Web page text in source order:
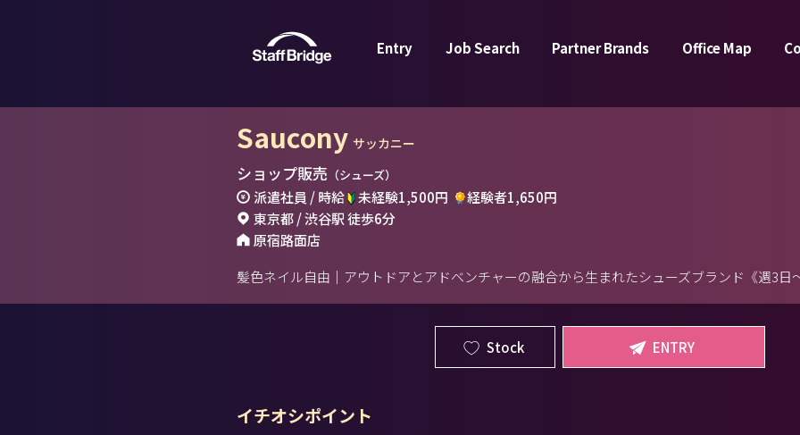
Entry Job Search Partner Brands Office Map
Saucony サッカニー
ショップ販売 （シューズ）
派遣社員 / 時給 未経験1,500円
経験者1,650円
東京都 / 渋谷駅 徒歩6分
原宿路面店
髪色ネイル自由｜アウトドアとアドベンチャーの融合から生まれたシューズブランド《週3日
Stock ENTRY
イチオシポイント